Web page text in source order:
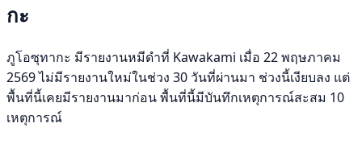
กะ
ภูโอซุทากะ มีรายงานหมีดำที่ Kawakami เมื่อ 22 พฤษภาคม
2569 ไม่มีรายงานใหม่ในช่วง 30 วันที่ผ่านมา ช่วงนี้เงียบลง แต่
พื้นที่นี้เคยมีรายงานมาก่อน พื้นที่นี้มีบันทึกเหตุการณ์สะสม 10
เหตุการณ์